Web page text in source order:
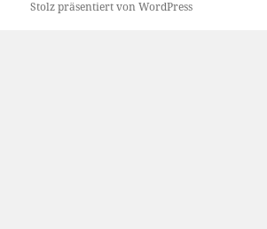
Stolz präsentiert von WordPress